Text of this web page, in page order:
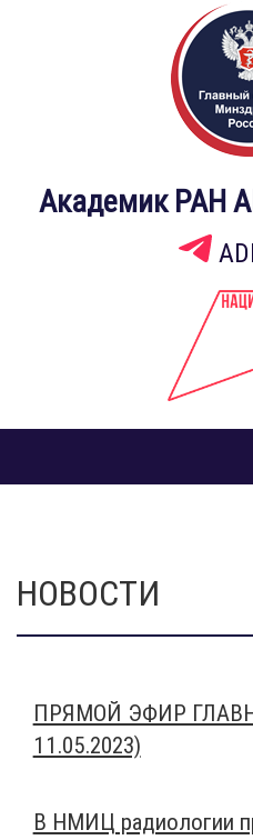
Академик РАН
НОВОСТИ
ПРЯМОЙ ЭФИР
11.05.2023)
В НМИЦ радиологии